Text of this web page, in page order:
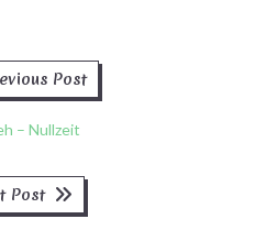
Post
– Nullzeit
Post